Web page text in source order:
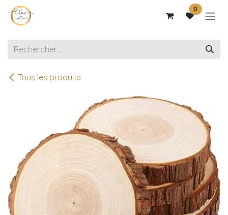
Se rendre au contenu 0
Tous les produits